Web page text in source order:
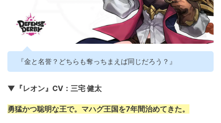
『金と名誉？どちらも奪っちまえば同じだろう？』
▼『レオン』CV：三宅 健太
勇猛かつ聡明な王で。マハグ王国を7年間治めてきた。